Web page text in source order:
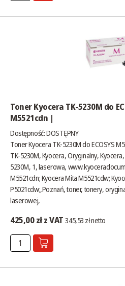
Toner Kyocera TK-5230M do
M5521cdn |
Dostępność:DOSTĘPNY
Toner Kyocera TK-5230M do ECOSYS
TK-5230M, Kyocera, Oryginalny,
5230M, 1, laserowa,
M5521cdn; Kyocera Mita M5521cdw;
P5021cdw;,Poznań, toner, tonery,
laserowej,
425,00 zł z VAT 345,53 zł netto